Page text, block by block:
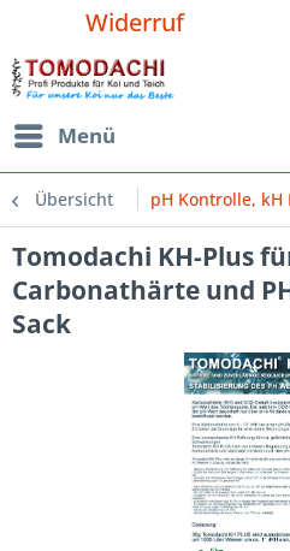
Widerruf
Menü
Übersicht pH Kontrolle, kH
Tomodachi KH-Plus
Carbonathärte und
Sack